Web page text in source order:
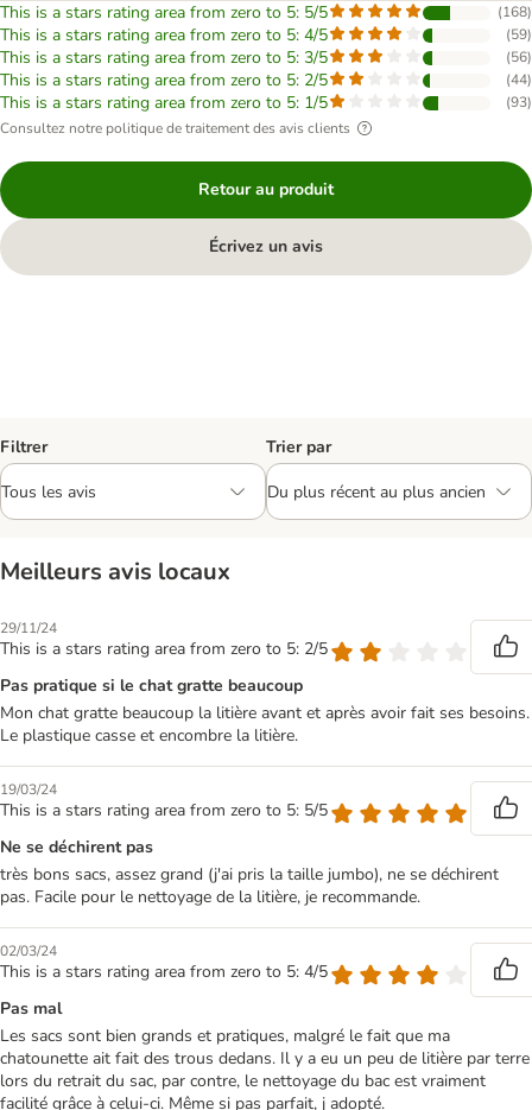
This is a stars rating area from zero to 5: 5/5 (168)
This is a stars rating area from zero to 5: 4/5 (59)
This is a stars rating area from zero to 5: 3/5 (56)
This is a stars rating area from zero to 5: 2/5 (44)
This is a stars rating area from zero to 5: 1/5 (93)
Consultez notre politique de traitement des avis clients
Retour au produit
Écrivez un avis
Filtrer Trier par
Meilleurs avis locaux
29/11/24
This is a stars rating area from zero to 5: 2/5
Pas pratique si le chat gratte beaucoup
Mon chat gratte beaucoup la litière avant et après avoir fait ses besoins.
Le plastique casse et encombre la litière.
19/03/24
This is a stars rating area from zero to 5: 5/5
Ne se déchirent pas
très bons sacs, assez grand (j'ai pris la taille jumbo), ne se déchirent
pas. Facile pour le nettoyage de la litière, je recommande.
02/03/24
This is a stars rating area from zero to 5: 4/5
Pas mal
Les sacs sont bien grands et pratiques, malgré le fait que ma
chatounette ait fait des trous dedans. Il y a eu un peu de litière par terre
lors du retrait du sac, par contre, le nettoyage du bac est vraiment
facilité grâce à celui-ci. Même si pas parfait, j adopté.